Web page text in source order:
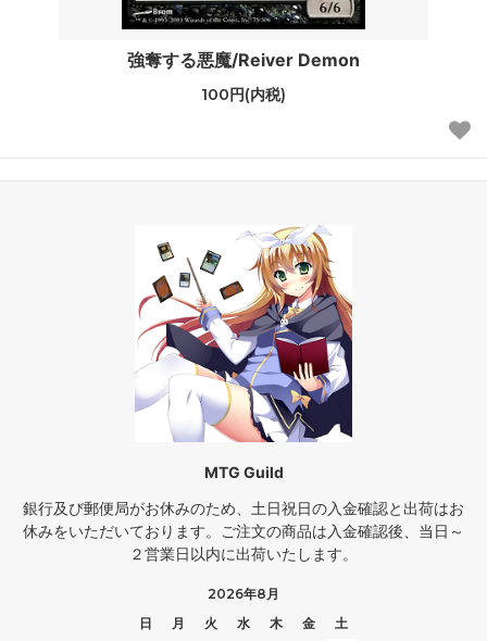
強奪する悪魔/Reiver Demon
100円(内税)
MTG Guild
銀行及び郵便局がお休みのため、土日祝日の入金確認と出荷はお
休みをいただいております。ご注文の商品は入金確認後、当日～
２営業日以内に出荷いたします。
2026年8月
日
月 火 水 木 金
土